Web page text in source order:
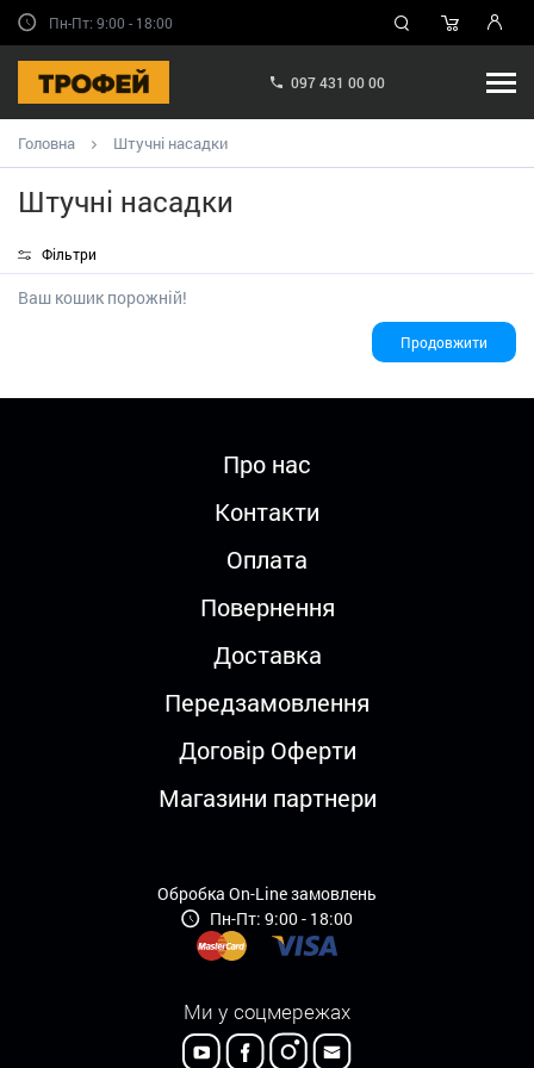
Пн-Пт: 9:00 - 18:00
097 431 00 00
Головна Штучні насадки
Штучні насадки
Фільтри
Ваш кошик порожній!
Продовжити
Про нас
Контакти
Оплата
Повернення
Доставка
Передзамовлення
Договір Оферти
Магазини партнери
Обробка On-Line замовлень
Пн-Пт: 9:00 - 18:00
Ми у соцмережах